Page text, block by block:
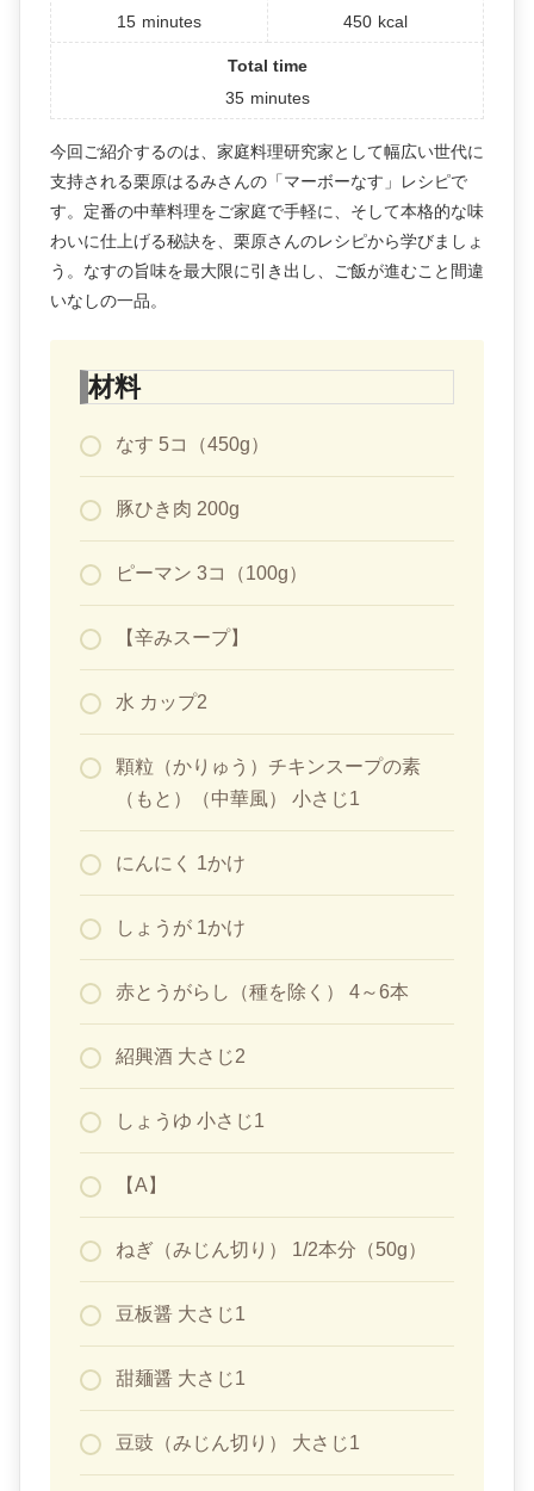
15 minutes 450 kcal
Total time
35 minutes
今回ご紹介するのは、家庭料理研究家として幅広い世代に
支持される栗原はるみさんの「マーボーなす」レシピで
す。定番の中華料理をご家庭で手軽に、そして本格的な味
わいに仕上げる秘訣を、栗原さんのレシピから学びましょ
う。なすの旨味を最大限に引き出し、ご飯が進むこと間違
いなしの一品。
材料
なす 5コ（450g）
豚ひき肉 200g
ピーマン 3コ（100g）
【辛みスープ】
水 カップ2
顆粒（かりゅう）チキンスープの素
（もと）（中華風） 小さじ1
にんにく 1かけ
しょうが 1かけ
赤とうがらし（種を除く） 4～6本
紹興酒 大さじ2
しょうゆ 小さじ1
【A】
ねぎ（みじん切り） 1/2本分（50g）
豆板醤 大さじ1
甜麺醤 大さじ1
豆豉（みじん切り） 大さじ1